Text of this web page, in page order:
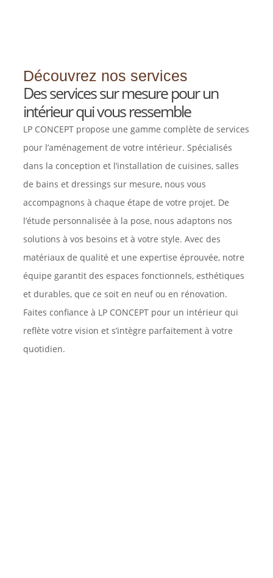
Découvrez nos services
Des services sur mesure pour un
intérieur qui vous ressemble
LP CONCEPT propose une gamme complète de services
pour l’aménagement de votre intérieur. Spécialisés
dans la conception et l’installation de cuisines, salles
de bains et dressings sur mesure, nous vous
accompagnons à chaque étape de votre projet. De
l’étude personnalisée à la pose, nous adaptons nos
solutions à vos besoins et à votre style. Avec des
matériaux de qualité et une expertise éprouvée, notre
équipe garantit des espaces fonctionnels, esthétiques
et durables, que ce soit en neuf ou en rénovation.
Faites confiance à LP CONCEPT pour un intérieur qui
reflète votre vision et s’intègre parfaitement à votre
quotidien.